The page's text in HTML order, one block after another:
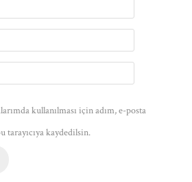
kullanılması için adım, e-posta
tarayıcıya kaydedilsin.